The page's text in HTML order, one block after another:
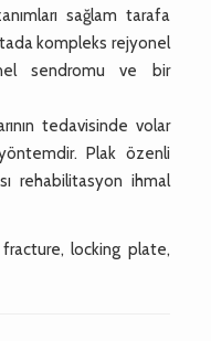
sağlam tarafa
kompleks rejyonel
sendromu ve bir
tedavisinde volar
Plak özenli
rehabilitasyon ihmal
locking plate,